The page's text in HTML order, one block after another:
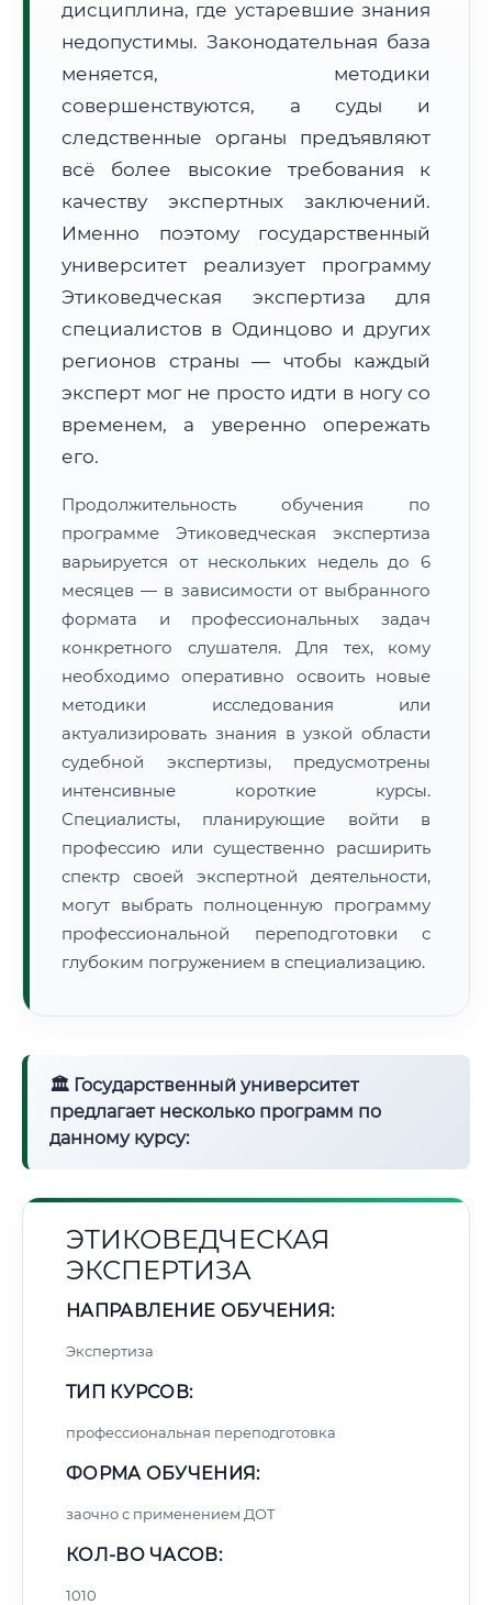
Формат учебы:
Дистанционно
🗺️ Зона обслуживания: г. Одинцово
• Маршрут транзита: ~2 834 км
📜 Документы и аккредитация ФИС ФРДО
Нажмите на документ для увеличения и просмотра
дисциплина, где устаревшие знания
недопустимы. Законодательная база
меняется, методики
совершенствуются, а суды и
следственные органы предъявляют
всё более высокие требования к
качеству экспертных заключений.
Именно поэтому государственный
университет реализует программу
Этиковедческая экспертиза для
специалистов в Одинцово и других
регионов страны — чтобы каждый
эксперт мог не просто идти в ногу со
временем, а уверенно опережать
его.
Продолжительность обучения по
программе Этиковедческая экспертиза
варьируется от нескольких недель до 6
месяцев — в зависимости от выбранного
формата и профессиональных задач
конкретного слушателя. Для тех, кому
необходимо оперативно освоить новые
методики исследования или
актуализировать знания в узкой области
судебной экспертизы, предусмотрены
интенсивные короткие курсы.
Специалисты, планирующие войти в
профессию или существенно расширить
спектр своей экспертной деятельности,
могут выбрать полноценную программу
профессиональной переподготовки с
глубоким погружением в специализацию.
🏛 Государственный университет
предлагает несколько программ по
данному курсу:
ЭТИКОВЕДЧЕСКАЯ
ЭКСПЕРТИЗА
НАПРАВЛЕНИЕ ОБУЧЕНИЯ:
Экспертиза
ТИП КУРСОВ:
профессиональная переподготовка
ФОРМА ОБУЧЕНИЯ:
заочно с применением ДОТ
КОЛ-ВО ЧАСОВ:
1010